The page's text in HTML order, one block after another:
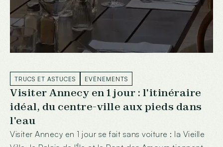
TRUCS ET ASTUCES EVÉNEMENTS
Visiter Annecy en 1 jour : l'itinéraire
idéal, du centre-ville aux pieds dans
l'eau
Visiter Annecy en 1 jour se fait sans voiture : la Vieille